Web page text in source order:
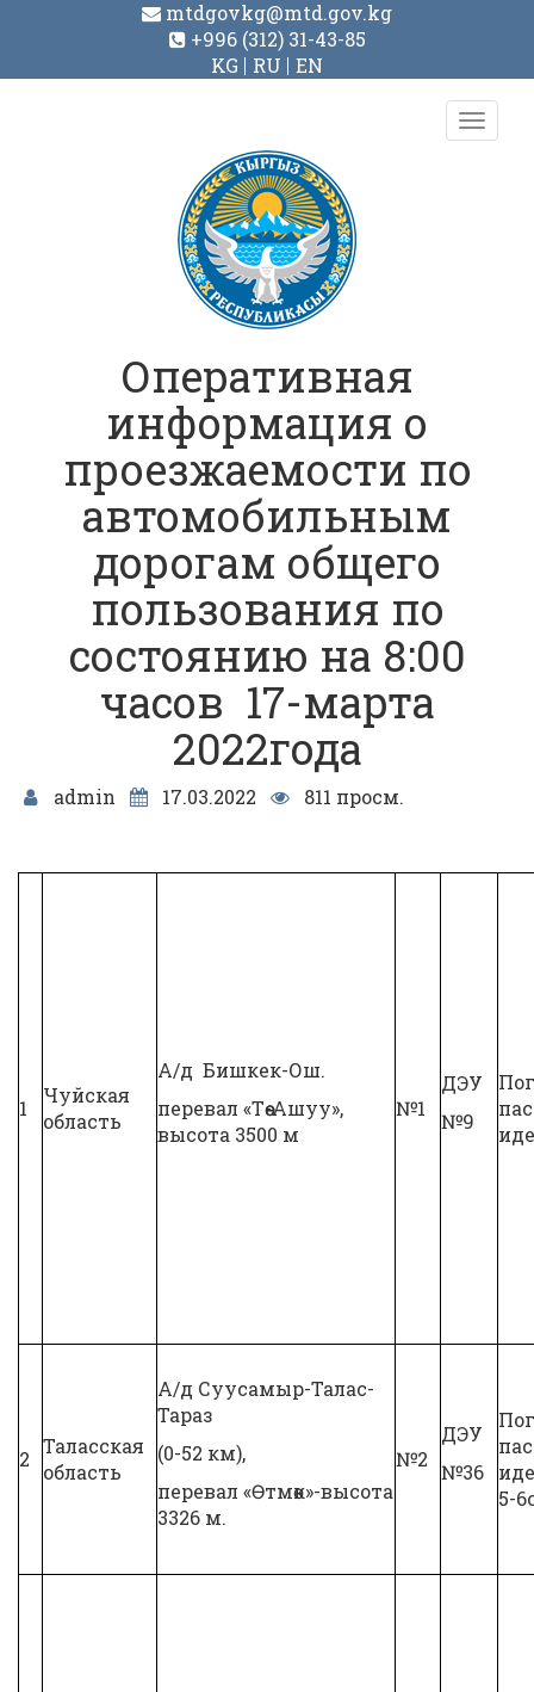
mtdgovkg@mtd.gov.kg
+996 (312) 31-43-85
KG
RU EN
Toggle
Оперативная
информация о
проезжаемости по
автомобильным
дорогам общего
пользования по
состоянию на 8:00
часов 17-марта
2022года
admin 17.03.2022 811 просм.
1
Чуйская
область
А/д Бишкек-Ош.
перевал «Төө-Ашуу»,
высота 3500 м
№1
ДЭУ
№9
2
Таласская
область
А/д Суусамыр-Талас-
Тараз
(0-52 км),
перевал «Өтмөк»-высота
3326 м.
№2
ДЭУ
№36
5-